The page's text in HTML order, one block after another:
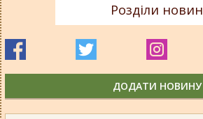
Розділи новин
ДОДАТИ НОВИНУ